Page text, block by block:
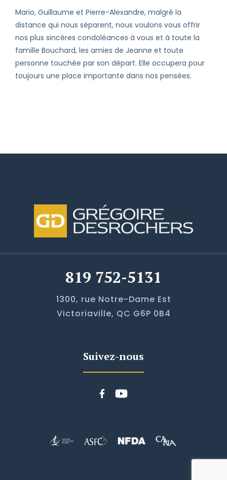
Mario, Guillaume et Pierre-Alexandre, malgré la
distance qui nous séparent, nous voulons vous offrir
nos plus sincères condoléances à vous et à toute la
famille Bouchard, les amies de Jeanne et toute
personne touchée par son départ. Elle occupera pour
toujours une place importante dans nos pensées.
819 752-5131
1300, rue Notre-Dame Est
Victoriaville, QC G6P 0B4
Suivez-nous